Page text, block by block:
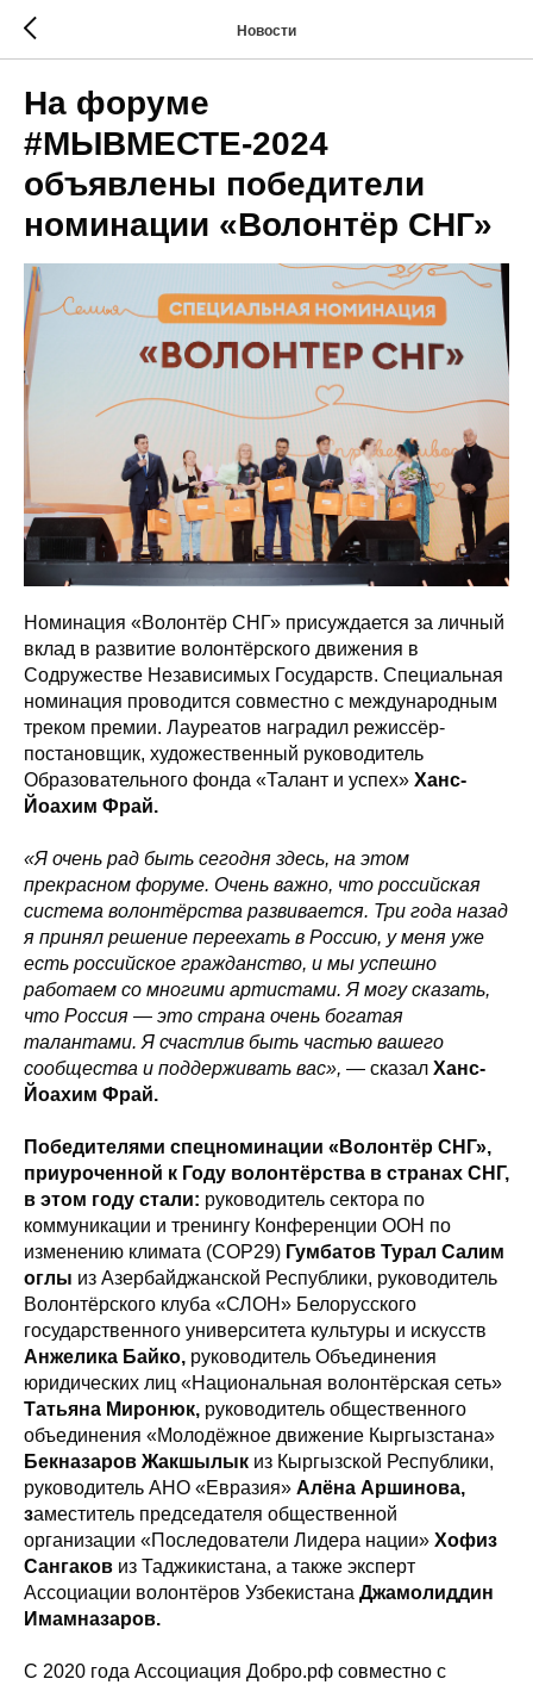
Новости
На форуме
#МЫВМЕСТЕ-2024
объявлены победители
номинации «Волонтёр СНГ»
Номинация «Волонтёр СНГ» присуждается за личный
вклад в развитие волонтёрского движения в
Содружестве Независимых Государств. Специальная
номинация проводится совместно с международным
треком премии. Лауреатов наградил режиссёр-
постановщик, художественный руководитель
Образовательного фонда «Талант и успех» Ханс-
Йоахим Фрай.
«Я очень рад быть сегодня здесь, на этом
прекрасном форуме. Очень важно, что российская
система волонтёрства развивается. Три года назад
я принял решение переехать в Россию, у меня уже
есть российское гражданство, и мы успешно
работаем со многими артистами. Я могу сказать,
что Россия — это страна очень богатая
талантами. Я счастлив быть частью вашего
сообщества и поддерживать вас», — сказал Ханс-
Йоахим Фрай.
Победителями спецноминации «‎Волонтёр СНГ»,
приуроченной к Году волонтёрства в странах СНГ,
в этом году стали: руководитель сектора по
коммуникации и тренингу Конференции ООН по
изменению климата (СОР29) Гумбатов Турал Салим
оглы из Азербайджанской Республики, руководитель
Волонтёрского клуба «СЛОН» Белорусского
государственного университета культуры и искусств
Анжелика Байко, руководитель Объединения
юридических лиц «Национальная волонтёрская сеть»
Татьяна Миронюк, руководитель общественного
объединения «Молодёжное движение Кыргызстана»
Бекназаров Жакшылык из Кыргызской Республики,
руководитель АНО «Евразия» Алёна Аршинова,
заместитель председателя общественной
организации «Последователи Лидера нации» Хофиз
Сангаков из Таджикистана, а также эксперт
Ассоциации волонтёров Узбекистана Джамолиддин
Имамназаров.
С 2020 года Ассоциация Добро.рф совместно с